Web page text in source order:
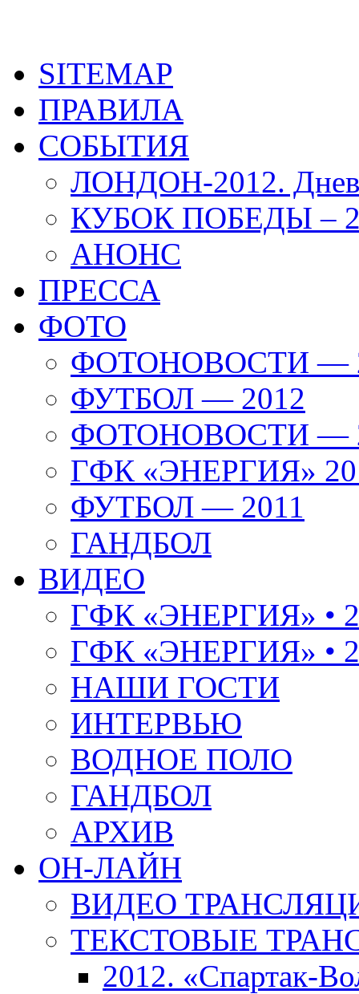
SITEMAP
ПРАВИЛА
СОБЫТИЯ
ЛОНДОН-2012.
КУБОК ПОБЕДЫ –
АНОНС
ПРЕССА
ФОТО
ФОТОНОВОСТИ —
ФУТБОЛ — 2012
ФОТОНОВОСТИ —
ГФК «ЭНЕРГИЯ»
ФУТБОЛ — 2011
ГАНДБОЛ
ВИДЕО
ГФК «ЭНЕРГИЯ» •
ГФК «ЭНЕРГИЯ» •
НАШИ ГОСТИ
ИНТЕРВЬЮ
ВОДНОЕ ПОЛО
ГАНДБОЛ
АРХИВ
ОН-ЛАЙН
ВИДЕО
ТЕКСТОВЫЕ
2012. «Спартак-